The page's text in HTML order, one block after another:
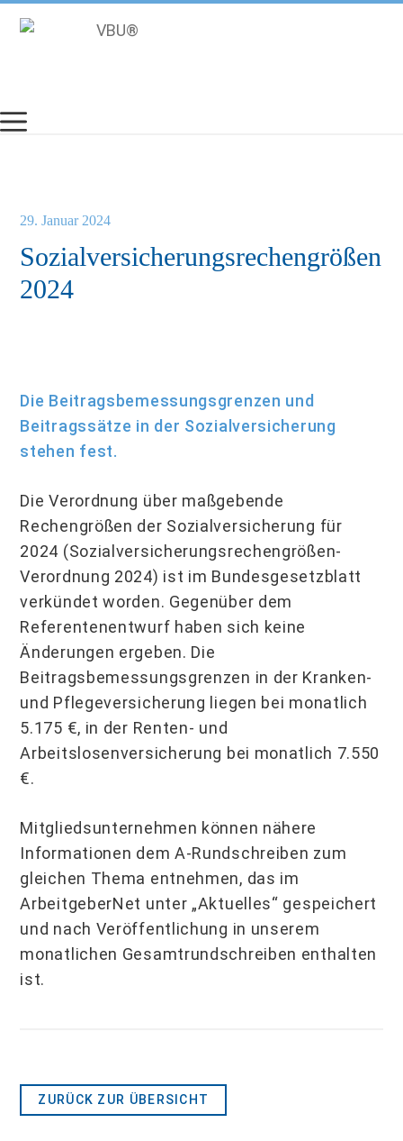
Inhalt
Sozialversicherungsrechengrößen
2024
29. Januar 2024
Die Beitragsbemessungsgrenzen und
Beitragssätze in der Sozialversicherung
stehen fest.
Die Verordnung über maßgebende
Rechengrößen der Sozialversicherung für
2024 (Sozialversicherungsrechengrößen-
Verordnung 2024) ist im Bundesgesetzblatt
verkündet worden. Gegenüber dem
Referentenentwurf haben sich keine
Änderungen ergeben. Die
Beitragsbemessungsgrenzen in der Kranken-
und Pflegeversicherung liegen bei monatlich
5.175 €, in der Renten- und
Arbeitslosenversicherung bei monatlich 7.550
€.
Mitgliedsunternehmen können nähere
Informationen dem A-Rundschreiben zum
gleichen Thema entnehmen, das im
ArbeitgeberNet unter „Aktuelles“ gespeichert
und nach Veröffentlichung in unserem
monatlichen Gesamtrundschreiben enthalten
ist.
ZURÜCK ZUR ÜBERSICHT